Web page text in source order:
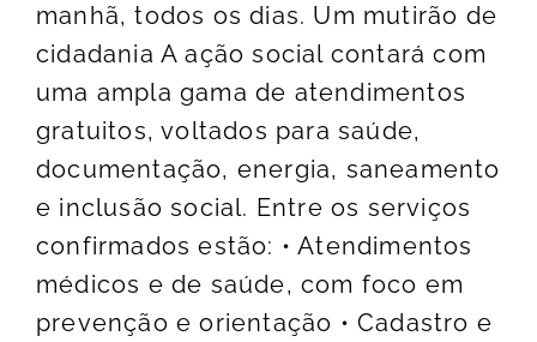
manhã, todos os dias. Um mutirão de
cidadania A ação social contará com
uma ampla gama de atendimentos
gratuitos, voltados para saúde,
documentação, energia, saneamento
e inclusão social. Entre os serviços
confirmados estão: • Atendimentos
médicos e de saúde, com foco em
prevenção e orientação • Cadastro e